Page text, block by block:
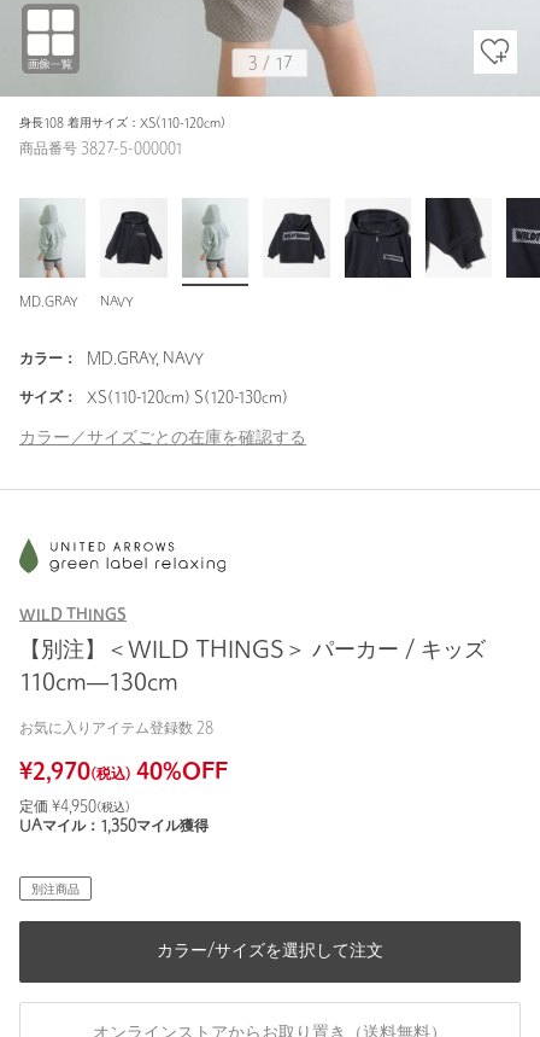
身長108 着用サイズ：XS(110-120cm)
3 / 17
商品番号 3827-5-000001
MD.GRAY NAVY
カラー： MD.GRAY, NAVY
サイズ： XS(110-120cm) S(120-130cm)
カラー／サイズごとの在庫を確認する
WILD THINGS
【別注】＜WILD THINGS＞ パーカー / キッズ
110cm―130cm
お気に入りアイテム登録数 28
¥2,970(税込) 40%OFF
定価 ¥4,950(税込)
UAマイル： 1,350マイル獲得
別注商品
カラー/サイズを選択して注文